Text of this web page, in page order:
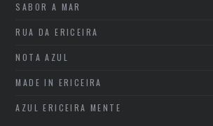
SABOR A MAR
RUA DA ERICEIRA
NOTA AZUL
MADE IN ERICEIRA
AZUL ERICEIRA MENTE